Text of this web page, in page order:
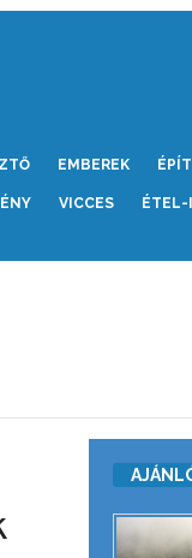
EMBEREK
VICCES ÉTEL-